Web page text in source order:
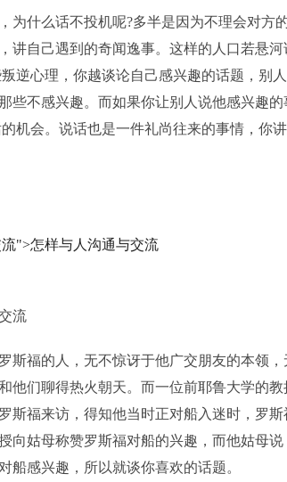
为什么话不投机呢?多半是因为不理会对方
讲自己遇到的奇闻逸事。这样的人口若悬
逆心理，你越谈论自己感兴趣的话题，别
些不感兴趣。而如果你让别人说他感兴趣
机会。说话也是一件礼尚往来的事情，你
">怎样与人沟通与交流
流
斯福的人，无不惊讶于他广交朋友的本领
他们聊得热火朝天。而一位前耶鲁大学的
斯福来访，得知他当时正对船入迷时，罗斯
向姑母称赞罗斯福对船的兴趣，而他姑母
船感兴趣，所以就谈你喜欢的话题。